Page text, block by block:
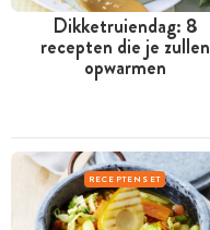
Dikketruiendag: 8
recepten die je zullen
opwarmen
RECEPTENSET